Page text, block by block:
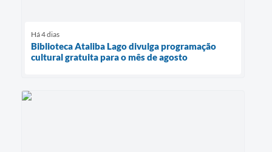
Há 4 dias
Biblioteca Ataliba Lago divulga programação
cultural gratuita para o mês de agosto